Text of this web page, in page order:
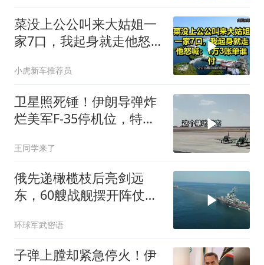
菜没上公公叫来大姑姐一
家7口，我起身就走他怒
小虎新车推荐员
卫星照死锤！伊朗导弹炸
烂美军F-35停机位，特朗
王同学来了
俄先递橄榄枝后亮剑远
东，60艘战舰摆开阵仗，
环球军武密语
子弹上膛却紧急停火！伊